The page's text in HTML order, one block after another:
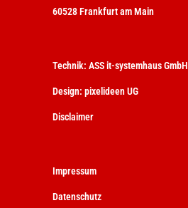
60528 Frankfurt am Main
Technik: ASS it-systemhaus GmbH
Design: pixelideen UG
Disclaimer
Impressum
Datenschutz